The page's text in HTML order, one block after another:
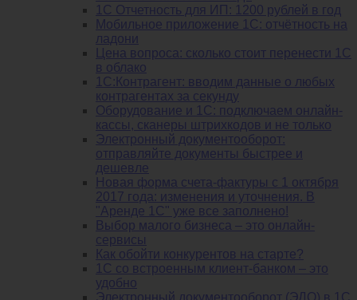
1С Отчетность для ИП: 1200 рублей в год
Мобильное приложение 1С: отчётность на
ладони
Цена вопроса: сколько стоит перенести 1С
в облако
1С:Контрагент: вводим данные о любых
контрагентах за секунду
Оборудование и 1С: подключаем онлайн-
кассы, сканеры штрихкодов и не только
Электронный документооборот:
отправляйте документы быстрее и
дешевле
Новая форма счета-фактуры с 1 октября
2017 года: изменения и уточнения. В
"Аренде 1С" уже все заполнено!
Выбор малого бизнеса – это онлайн-
сервисы
Как обойти конкурентов на старте?
1C со встроенным клиент-банком – это
удобно